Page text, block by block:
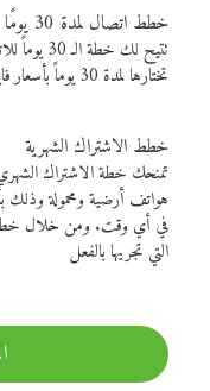
خطط اتصال لمدة 30 يومًا
تتيح لك
تختارها لمدة 30 يوماً بأسعار فايبر المنخفضة.
خطط الاشتراك الشهرية
تمنحك خطة الاشتراك الشهري
هواتف أرضية ومحمولة
في أي وقت. ومن خلال خطة
التي تجريها بالفعل